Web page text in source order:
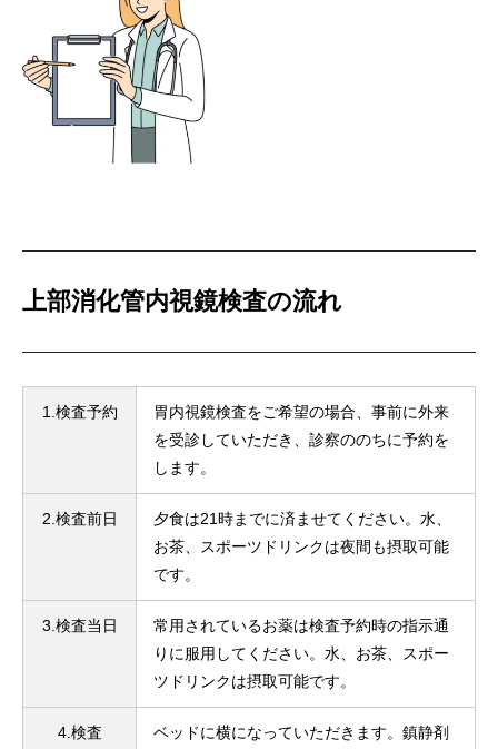
上部消化管内視鏡検査の流れ
1.検査予約
胃内視鏡検査をご希望の場合、事前に外来
を受診していただき、診察ののちに予約を
します。
2.検査前日
夕食は21時までに済ませてください。水、
お茶、スポーツドリンクは夜間も摂取可能
です。
3.検査当日
常用されているお薬は検査予約時の指示通
りに服用してください。水、お茶、スポー
ツドリンクは摂取可能です。
4.検査
ベッドに横になっていただきます。鎮静剤